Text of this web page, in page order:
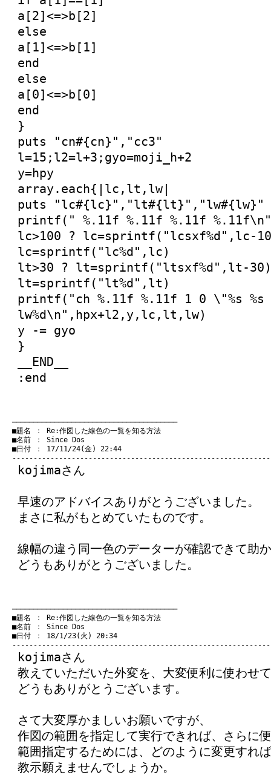
a[2]<=>b[2]
else
a[1]<=>b[1]
end
else
a[0]<=>b[0]
end
}
puts "cn#{cn}","cc3"
l=15;l2=l+3;gyo=moji_h+2
y=hpy
array.each{|lc,lt,lw|
puts "lc#{lc}","lt#{lt}","lw#{lw}"
printf(" %.11f %.11f %.11f
lc>100 ? lc=sprintf("lcsxf%d",lc-
lc=sprintf("lc%d",lc)
lt>30 ? lt=sprintf("ltsxf%d",lt-
lt=sprintf("lt%d",lt)
printf("ch %.11f %.11f 1 0 \"%s %s
lw%d\n",hpx+l2,y,lc,lt,lw)
y -= gyo
}
__END__
:end
───────────────────────────────────────
■題名 ： Re:作図した線色の一覧を知る方法
■名前 ： Since Dos
■日付 ： 17/11/24(金) 22:44
kojimaさん
早速のアドバイスありがとうございました。
まさに私がもとめていたものです。
線幅の違う同一色のデーターが確認できて助
どうもありがとうございました。
───────────────────────────────────────
■題名 ： Re:作図した線色の一覧を知る方法
■名前 ： Since Dos
■日付 ： 18/1/23(火) 20:34
kojimaさん
教えていただいた外変を、大変便利に使わせ
どうもありがとうございます。
さて大変厚かましいお願いですが、
作図の範囲を指定して実行できれば、さらに
範囲指定するためには、どのように変更すれ
教示願えませんでしょうか。